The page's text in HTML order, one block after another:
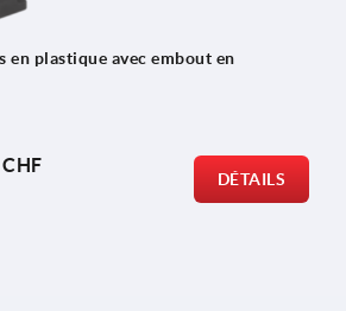
en plastique avec embout en
DÉTAILS